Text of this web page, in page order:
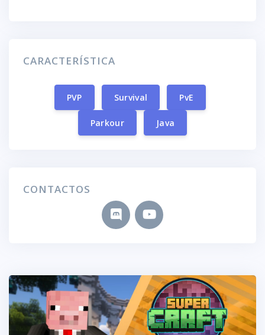
CARACTERÍSTICA
PVP Survival PvE
Parkour Java
CONTACTOS